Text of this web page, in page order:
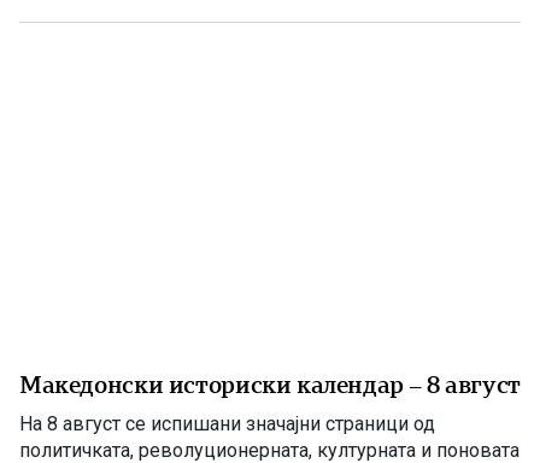
Христијан Ефтимов внук на Заеви, […]
Македонски историски календар – 8 август
На 8 август се испишани значајни страници од
политичката, револуционерната, културната и поновата